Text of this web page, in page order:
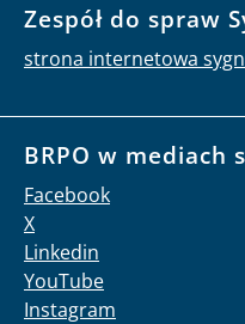
Zespół do spraw
strona internetowa
BRPO w mediach
Facebook
X
Linkedin
YouTube
Instagram